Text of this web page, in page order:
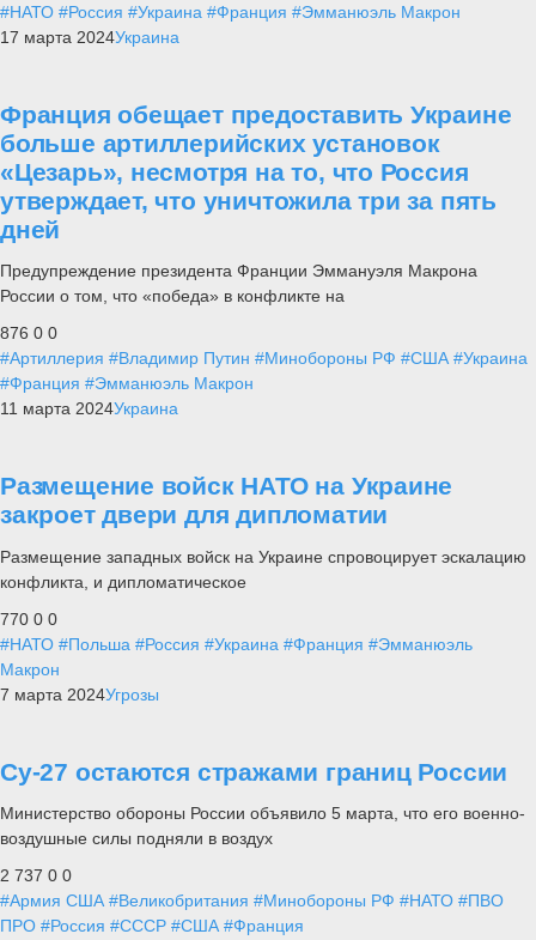
#НАТО #Россия #Украина #Франция #Эмманюэль Макрон
17 марта 2024Украина
Франция обещает предоставить Украине
больше артиллерийских установок
«Цезарь», несмотря на то, что Россия
утверждает, что уничтожила три за пять
дней
Предупреждение президента Франции Эммануэля Макрона
России о том, что «победа» в конфликте на
876 0 0
#Артиллерия #Владимир Путин #Минобороны РФ #США #Украина
#Франция #Эмманюэль Макрон
11 марта 2024Украина
Размещение войск НАТО на Украине
закроет двери для дипломатии
Размещение западных войск на Украине спровоцирует эскалацию
конфликта, и дипломатическое
770 0 0
#НАТО #Польша #Россия #Украина #Франция #Эмманюэль
Макрон
7 марта 2024Угрозы
Су-27 остаются стражами границ России
Министерство обороны России объявило 5 марта, что его военно-
воздушные силы подняли в воздух
2 737 0 0
#Армия США #Великобритания #Минобороны РФ #НАТО #ПВО
ПРО #Россия #СССР #США #Франция